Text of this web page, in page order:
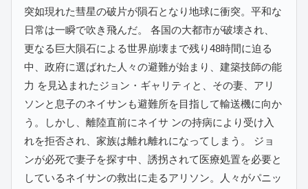
突如現れた彗星の破片が隕石となり地球に衝突。平和な
日常は一瞬で吹き飛んだ。 各国の大都市が破壊され、
更なる巨大隕石による世界崩壊まで残り48時間に迫る
中、政府に選ばれた人々の避難が始まり、建築技師の能
力 を見込まれたジョン・ギャリティと、その妻、アリ
ソンと息子のネイサンも避難所を目指して輸送機に向か
う。しかし、離陸直前にネイサ ンの持病により受け入
れを拒否され、家族は離れ離れになってしまう。 ジョ
ンが必死で妻子を探す中、誘拐されて医療処置を必要と
しているネイサンの救出に走るアリソン。人々がパニッ